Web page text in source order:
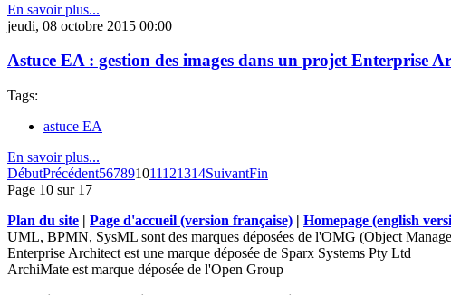
En savoir plus...
jeudi, 08 octobre 2015 00:00
Astuce EA : gestion des images dans un projet Enterprise
Tags:
astuce EA
En savoir plus...
DébutPrécédent567891011121314SuivantFin
Page 10 sur 17
Plan du site | Page d'accueil (version française) | Homepage (english
UML, BPMN, SysML sont des marques déposées de l'OMG (Object
Enterprise Architect est une marque déposée de Sparx Systems Pty Ltd
ArchiMate est marque déposée de l'Open Group